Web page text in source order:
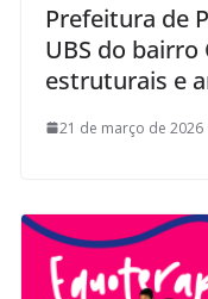
Prefeitura de
UBS do
estruturais e
21 de março de 2026